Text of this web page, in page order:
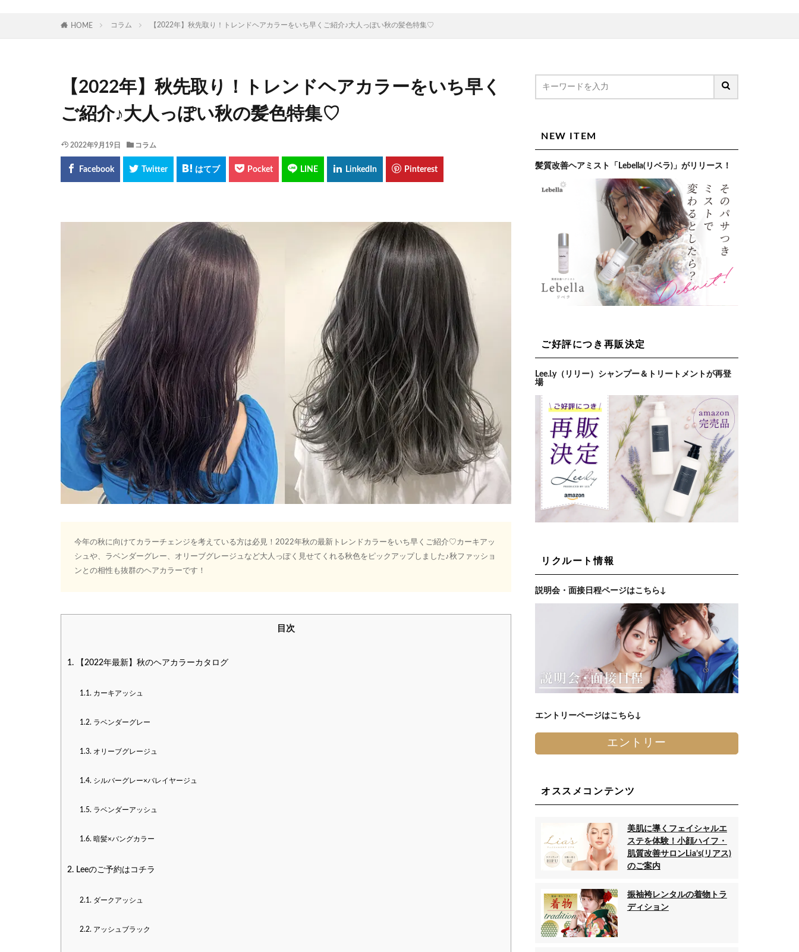
HOME コラム 【2022年】秋先取り！トレンドヘアカラーをいち早くご紹介♪大人っぽい秋の髪色特集♡
【2022年】秋先取り！トレンドヘアカラーをいち早く
ご紹介♪大人っぽい秋の髪色特集♡
2022年9月19日 コラム
今年の秋に向けてカラーチェンジを考えている方は必見！2022年秋の最新トレンドカラーをいち早くご紹介♡カーキアッ
シュや、ラベンダーグレー、オリーブグレージュなど大人っぽく見せてくれる秋色をピックアップしました♪秋ファッショ
ンとの相性も抜群のヘアカラーです！
目次
1. 【2022年最新】秋のヘアカラーカタログ
1.1. カーキアッシュ
1.2. ラベンダーグレー
1.3. オリーブグレージュ
1.4. シルバーグレー×バレイヤージュ
1.5. ラベンダーアッシュ
1.6. 暗髪×バングカラー
2. Leeのご予約はコチラ
2.1. ダークアッシュ
2.2. アッシュブラック
NEW ITEM
髪質改善ヘアミスト「Lebella(リベラ)」がリリース！
ご好評につき再販決定
Lee.l.y（リリー）シャンプー＆トリートメントが再登
場
リクルート情報
説明会・面接日程ページはこちら↓
エントリーページはこちら↓
エントリー
オススメコンテンツ
美肌に導くフェイシャルエ
ステを体験！小顔ハイフ・
肌質改善サロンLia’s(リアス)
のご案内
振袖袴レンタルの着物トラ
ディション